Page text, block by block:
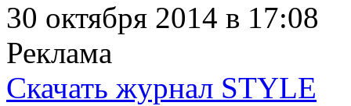
30 октября 2014 в 17:08
Реклама
Скачать журнал STYLE